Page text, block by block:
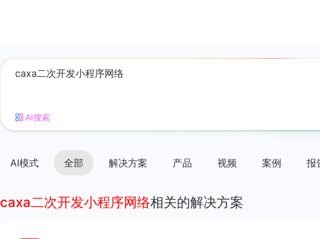
AI搜索
AI模式 全部 解决方案 产品 视频 案例 报
caxa二次开发小程序网络相关的解决方案